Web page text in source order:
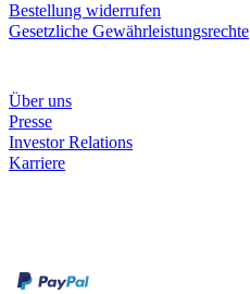
Bestellung widerrufen
Gesetzliche Gewährleistungsrechte
Über uns
Presse
Investor Relations
Karriere